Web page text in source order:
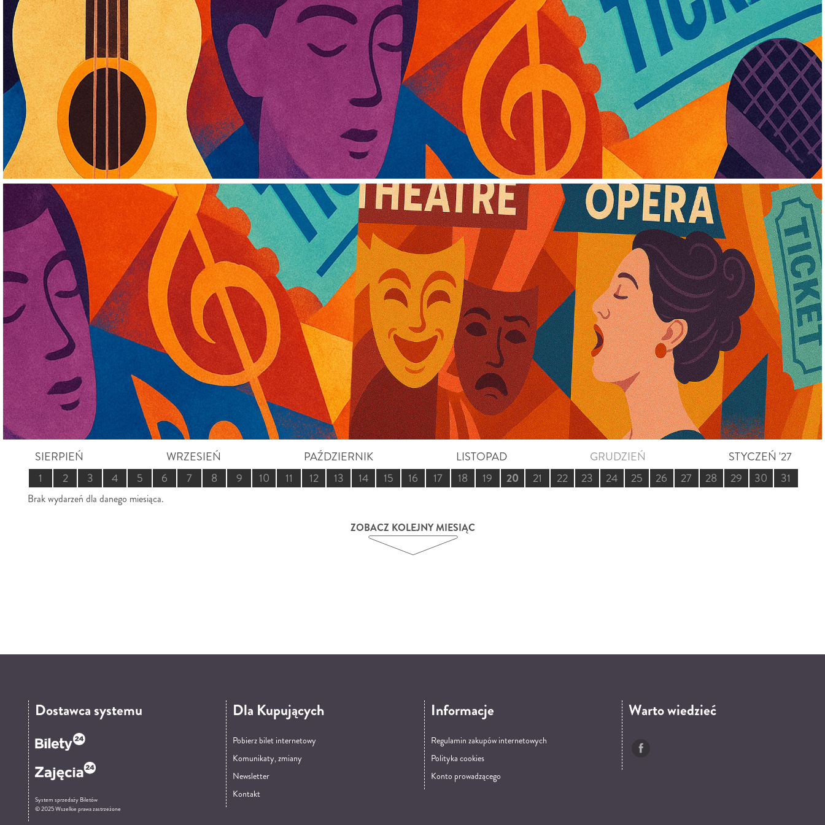
SIERPIEŃ WRZESIEŃ PAŹDZIERNIK LISTOPAD GRUDZIEŃ
STYCZEŃ '27
1
2 3 4 5 6 7 8 9 10 11 12 13 14 15 16 17 18 19 20 21 22 23 24 25 26 27 28 29 30 31
Brak wydarzeń dla danego miesiąca.
ZOBACZ KOLEJNY MIESIĄC
Dostawca systemu
System sprzedaży Biletów
© 2025 Wszelkie prawa zastrzeżone
Dla Kupujących
Pobierz bilet internetowy
Komunikaty, zmiany
Newsletter
Kontakt
Informacje
Regulamin zakupów internetowych
Polityka cookies
Konto prowadzącego
Warto wiedzieć